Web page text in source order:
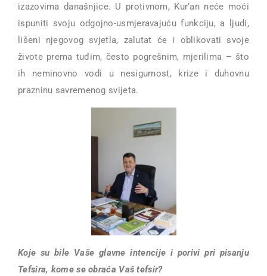
izazovima današnjice. U protivnom, Kur’an neće moći
ispuniti svoju odgojno-usmjeravajuću funkciju, a ljudi,
lišeni njegovog svjetla, zalutat će i oblikovati svoje
živote prema tuđim, često pogrešnim, mjerilima – što
ih neminovno vodi u nesigurnost, krize i duhovnu
prazninu savremenog svijeta.
Koje su bile Vaše glavne intencije i porivi pri pisanju
Tefsira, kome se obraća Vaš tefsir?